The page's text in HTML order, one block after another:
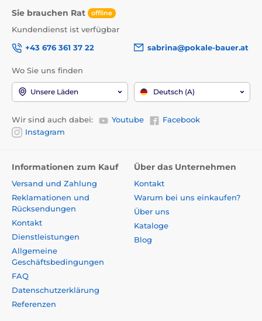
Sie brauchen Rat offline
Kundendienst ist verfügbar
+43 676 361 37 22
sabrina@pokale-bauer.at
Wo Sie uns finden
Unsere Läden Deutsch (A)
Wir sind auch dabei: Youtube
Facebook
Instagram
Informationen zum Kauf
Versand und Zahlung
Reklamationen und
Rücksendungen
Kontakt
Dienstleistungen
Allgemeine
Geschäftsbedingungen
FAQ
Datenschutzerklärung
Referenzen
Über das Unternehmen
Kontakt
Warum bei uns einkaufen?
Über uns
Kataloge
Blog